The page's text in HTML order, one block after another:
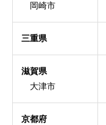
岡崎市
三重県
滋賀県
大津市
京都府